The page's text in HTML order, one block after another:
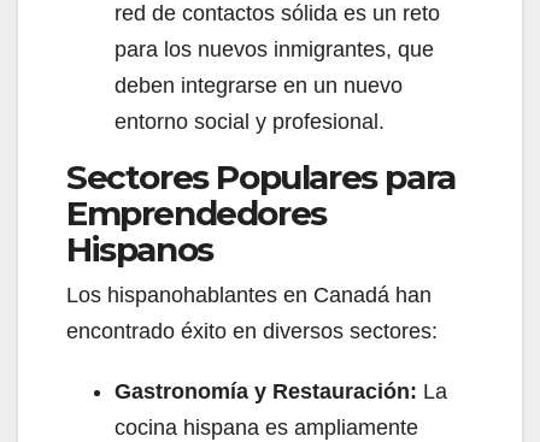
red de contactos sólida es un reto
para los nuevos inmigrantes, que
deben integrarse en un nuevo
entorno social y profesional.
Sectores Populares para
Emprendedores
Hispanos
Los hispanohablantes en Canadá han
encontrado éxito en diversos sectores:
Gastronomía y Restauración: La
cocina hispana es ampliamente